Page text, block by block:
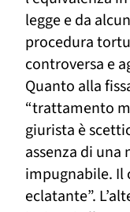
legge e da
procedura
controversa e
Quanto alla
“trattamento
giurista è
assenza di una
impugnabile. Il
eclatante”.